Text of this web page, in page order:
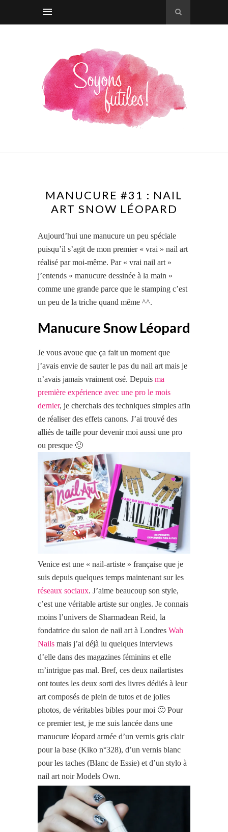
MANUCURE #31 : NAIL
ART SNOW LÉOPARD
Aujourd’hui une manucure un peu spéciale
puisqu’il s’agit de mon premier « vrai » nail art
réalisé par moi-même. Par « vrai nail art »
j’entends « manucure dessinée à la main »
comme une grande parce que le stamping c’est
un peu de la triche quand même ^^.
Manucure Snow Léopard
Je vous avoue que ça fait un moment que
j’avais envie de sauter le pas du nail art mais je
n’avais jamais vraiment osé. Depuis ma
première expérience avec une pro le mois
dernier, je cherchais des techniques simples afin
de réaliser des effets canons. J’ai trouvé des
alliés de taille pour devenir moi aussi une pro
ou presque 🙂
Venice est une « nail-artiste » française que je
suis depuis quelques temps maintenant sur les
réseaux sociaux. J’aime beaucoup son style,
c’est une véritable artiste sur ongles. Je connais
moins l’univers de Sharmadean Reid, la
fondatrice du salon de nail art à Londres Wah
Nails mais j’ai déjà lu quelques interviews
d’elle dans des magazines féminins et elle
m’intrigue pas mal. Bref, ces deux nailartistes
ont toutes les deux sorti des livres dédiés à leur
art composés de plein de tutos et de jolies
photos, de véritables bibles pour moi 🙂 Pour
ce premier test, je me suis lancée dans une
manucure léopard armée d’un vernis gris clair
pour la base (Kiko n°328), d’un vernis blanc
pour les taches (Blanc de Essie) et d’un stylo à
nail art noir Models Own.